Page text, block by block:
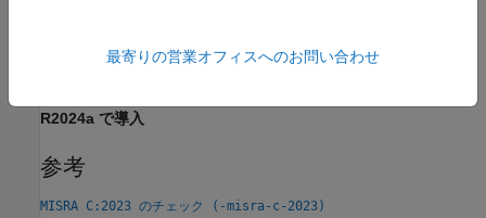
std.misra_c_2023.R23_1
R2024a で導入
参考
MISRA C:2023 のチェック (-misra-c-2023)
最寄りの営業オフィスへのお問い合わせ